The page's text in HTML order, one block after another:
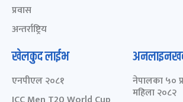
प्रवास
अन्तर्राष्ट्रिय
खेलकुद लाईभ
एनपीएल २०८१
नेपालका ५०
महिला २०८२